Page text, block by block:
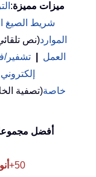
ميزات مميزة:
شريط الصيغ
الموارد(نص
العمل
تشفير/
خاصة(تصفية
أفضل
50+